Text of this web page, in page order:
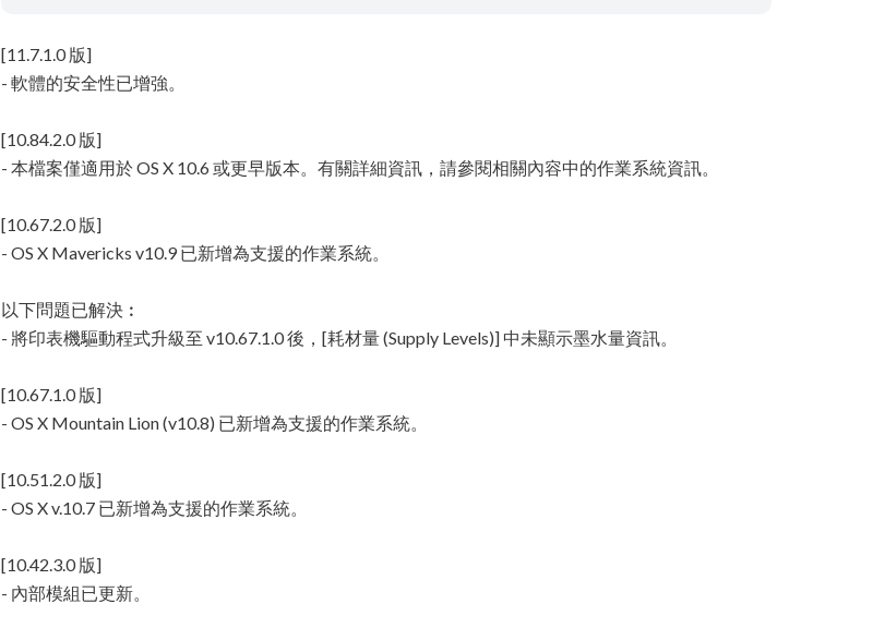
[11.7.1.0 版]
- 軟體的安全性已增強。
[10.84.2.0 版]
- 本檔案僅適用於 OS X 10.6 或更早版本。有關詳細資訊，請參閱相關內容中的作業系統資訊。
[10.67.2.0 版]
- OS X Mavericks v10.9 已新增為支援的作業系統。
以下問題已解決︰
- 將印表機驅動程式升級至 v10.67.1.0 後，[耗材量 (Supply Levels)] 中未顯示墨水量資訊。
[10.67.1.0 版]
- OS X Mountain Lion (v10.8) 已新增為支援的作業系統。
[10.51.2.0 版]
- OS X v.10.7 已新增為支援的作業系統。
[10.42.3.0 版]
- 內部模組已更新。